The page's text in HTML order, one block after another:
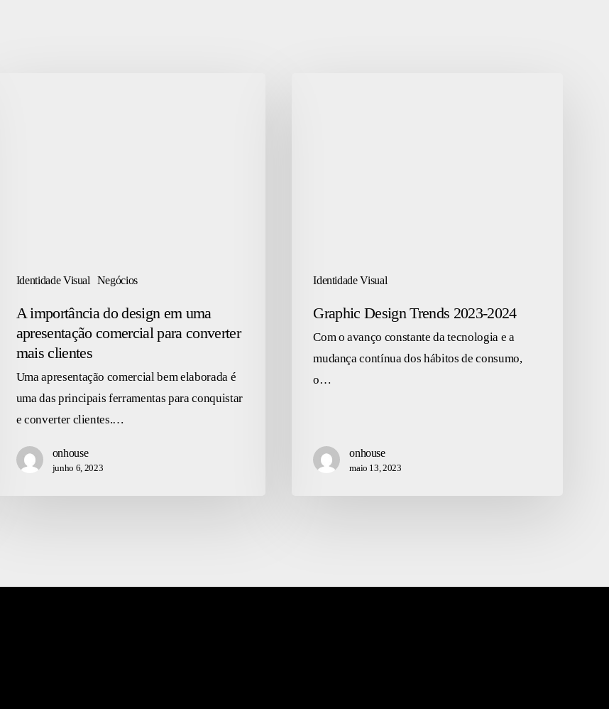
Identidade Visual Negócios
converter
clientesA importância do design em uma
apresentação comercial para converter
mais clientes
Uma apresentação comercial bem elaborada é
uma das principais ferramentas para conquistar
e converter clientes.…
onhouse
junho 6, 2023
Identidade Visual
Graphic Design Trends 2023-2024
Com o avanço constante da tecnologia e a
mudança contínua dos hábitos de consumo,
o…
onhouse
maio 13, 2023